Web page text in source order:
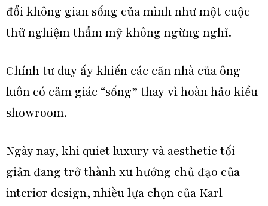
đổi không gian sống của mình như một cuộc
thử nghiệm thẩm mỹ không ngừng nghỉ.
Chính tư duy ấy khiến các căn nhà của ông
luôn có cảm giác “sống” thay vì hoàn hảo kiểu
showroom.
Ngày nay, khi quiet luxury và aesthetic tối
giản đang trở thành xu hướng chủ đạo của
interior design, nhiều lựa chọn của Karl